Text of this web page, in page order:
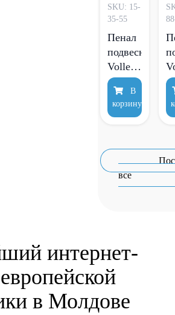
SKU: 15-
35-55
Пенал
подвесной
Volle
Orlando
35х139
см
белый
В
корзину
все
интернет-
в Молдове